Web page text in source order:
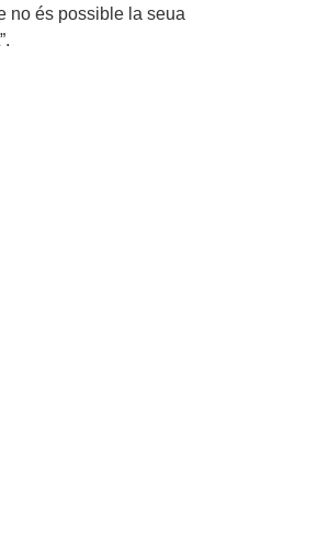
no és possible la seua